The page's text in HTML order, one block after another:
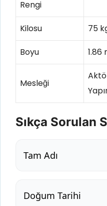
Rengi
Kilosu 75
Boyu 1.86
Mesleği
Sıkça Sorulan
Tam Adı
Doğum Tarihi